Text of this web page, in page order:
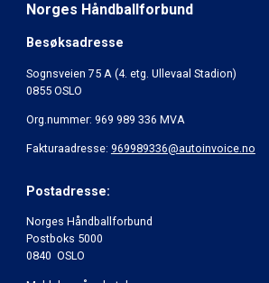
Norges Håndballforbund
Besøksadresse
Sognsveien 75 A (4. etg. Ullevaal Stadion)
0855 OSLO
Org.nummer: 969 989 336 MVA
Fakturaadresse: 969989336@autoinvoice.no
Postadresse:
Norges Håndballforbund
Postboks 5000
0840 OSLO